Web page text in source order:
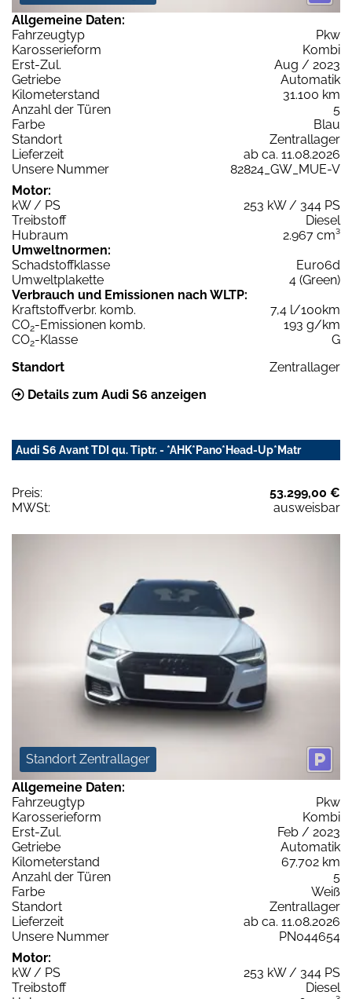
Allgemeine Daten:
Fahrzeugtyp
Pkw
Karosserieform
Kombi
Erst-Zul.
Aug / 2023
Getriebe
Automatik
Kilometerstand
31.100 km
Anzahl der Türen
5
Farbe
Blau
Standort
Zentrallager
Lieferzeit
ab ca. 11.08.2026
Unsere Nummer
82824_GW_MUE-V
Motor:
kW / PS
253 kW / 344 PS
Treibstoff
Diesel
Hubraum
2.967 cm³
Umweltnormen:
Schadstoffklasse
Euro6d
Umweltplakette
4 (Green)
Verbrauch und Emissionen nach WLTP:
Kraftstoffverbr. komb.
7,4 l/100km
CO2-Emissionen komb.
193 g/km
CO2-Klasse
G
Standort
Zentrallager
Details zum Audi S6 anzeigen
Audi S6 Avant TDI qu. Tiptr. - *AHK*Pano*Head-Up*Matr
Preis:
53.299,00 €
MWSt:
ausweisbar
Standort Zentrallager
Allgemeine Daten:
Fahrzeugtyp
Pkw
Karosserieform
Kombi
Erst-Zul.
Feb / 2023
Getriebe
Automatik
Kilometerstand
67.702 km
Anzahl der Türen
5
Farbe
Weiß
Standort
Zentrallager
Lieferzeit
ab ca. 11.08.2026
Unsere Nummer
PN044654
Motor:
kW / PS
253 kW / 344 PS
Treibstoff
Diesel